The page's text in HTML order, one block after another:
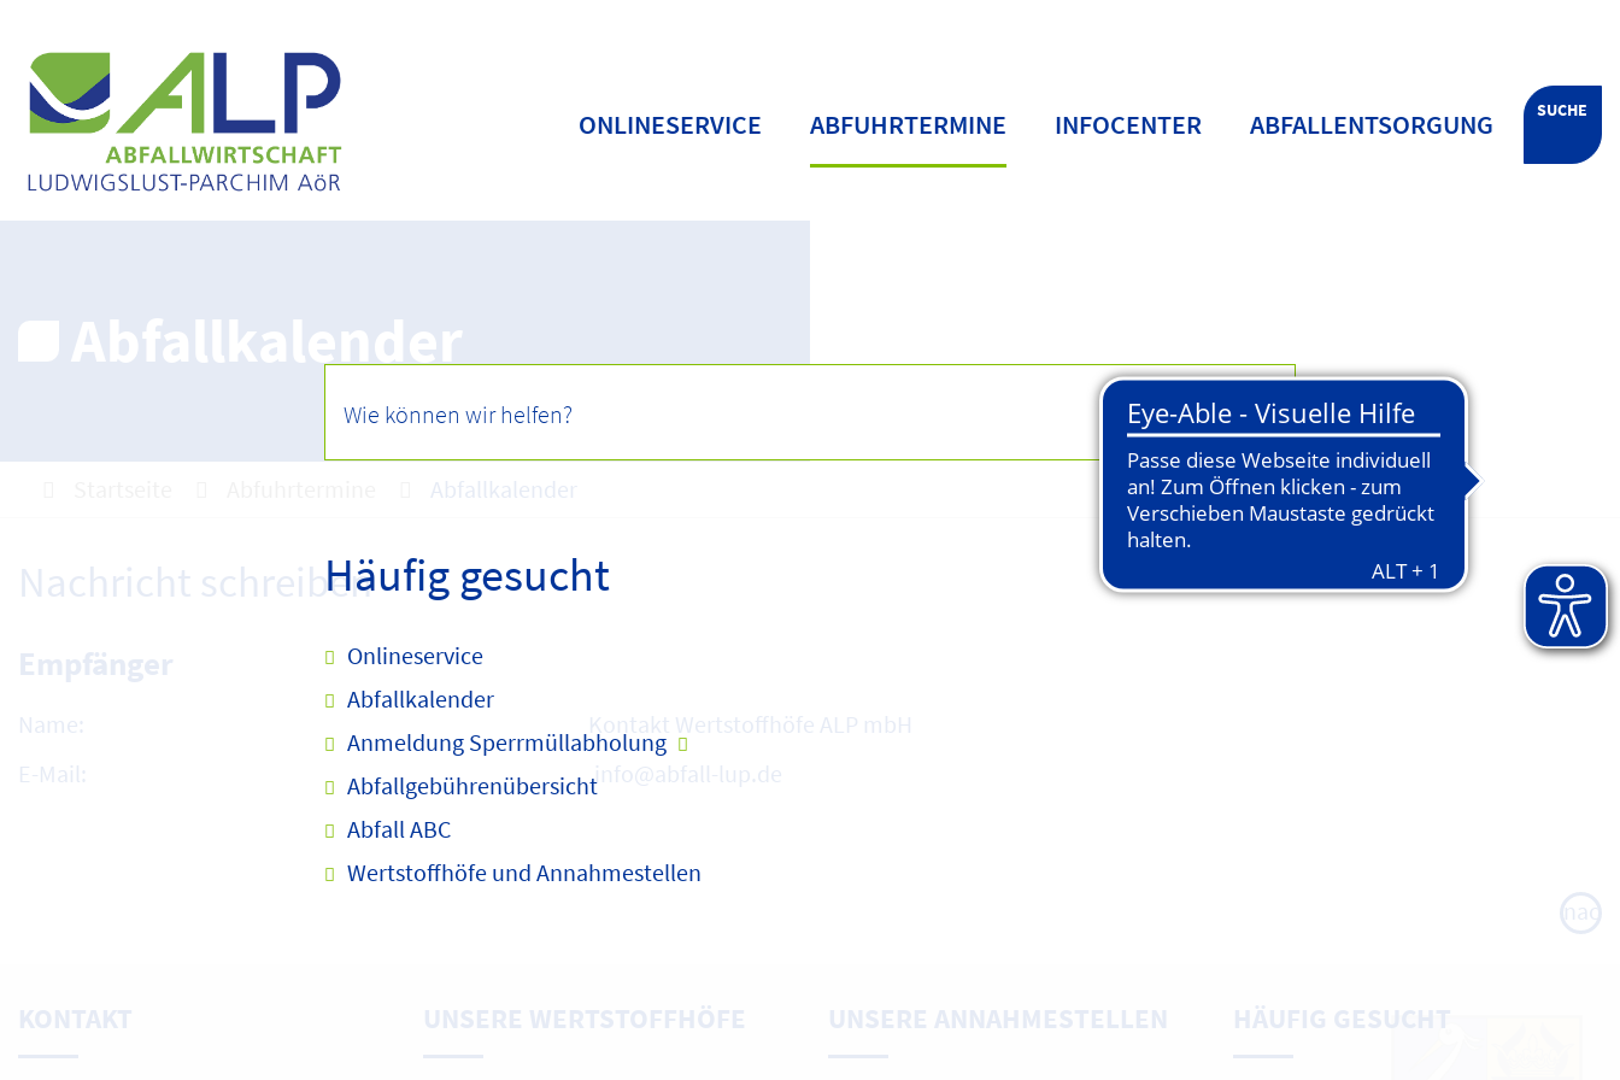
Häufig gesucht
Onlineservice
Abfallkalender
Anmeldung Sperrmüllabholung
Abfallgebührenübersicht
Abfall ABC
Wertstoffhöfe und Annahmestellen
SUCHE
ONLINESERVICE ABFUHRTERMINE INFOCENTER ABFALLENTSORGUNG
Abfallkalender
Abfallkalender
Nachricht schreiben
Empfänger
Name:
Kontakt Wertstoffhöfe ALP mbH
E-Mail:
info@abfall-lup.de
nach
oben
KONTAKT UNSERE WERTSTOFFHÖFE UNSERE ANNAHMESTELLEN HÄUFIG GESUCHT